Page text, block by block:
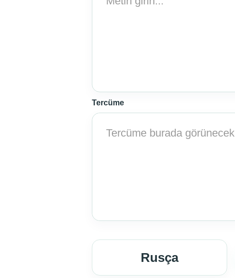
Tercüme
Tercüme burada görünecek
Rusça